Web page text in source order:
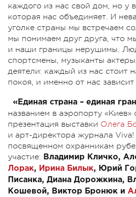
каждого из нас свой дом, но у
которая нас объединяет. И
уголке страны мы встречаем
мы понимаем друг друга, что
и наши границы нерушимы.
спортсмены, музыканты
деятели: каждый из нас стоит
покоя, и именно от нас
«Единая страна – единая
названием в аэропорту «Киев»
презентация выставки Олега
и арт-директора журнала Viva!
посвященном охранникам
участие: Владимир Кличко,
Лорак, Ирина Билык, Юрий
Писанка, Диана Дорожкина,
Кошевой, Виктор Бронюк и